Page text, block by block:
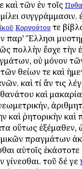
καὶ τῶν ἐν τοῖς
συγγράμμασιν.
Κορνούτου τε
παρ’ Ἕλλησι
πολλὴν ἔσχε τὴν
οὐ μόνον
θείων τε καὶ
καὶ τί ἄν τις
καὶ
καὶ ῥητορικὴν
οὕτως ἐξέμαθεν,
πραγμάτων
αὐτοῖς
τοῦ δέ γε